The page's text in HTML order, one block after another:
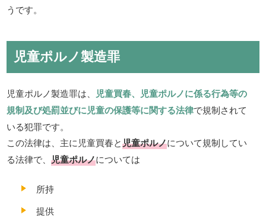
うです。
児童ポルノ製造罪
児童ポルノ製造罪は、 児童買春、児童ポルノに係る行為等の
規制及び処罰並びに児童の保護等に関する法律で規制されて
いる犯罪です。
この法律は、主に児童買春と児童ポルノについて規制してい
る法律で、児童ポルノについては
所持
提供